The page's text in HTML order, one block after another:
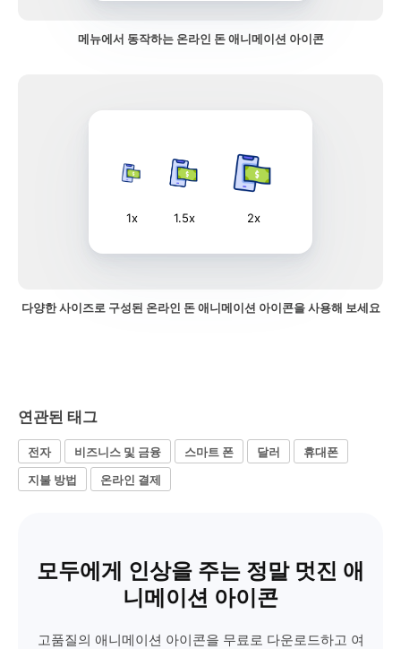
메뉴에서 동작하는 온라인 돈 애니메이션 아이콘
1x 1.5x 2x
다양한 사이즈로 구성된 온라인 돈 애니메이션 아이콘을 사용해 보세요
연관된 태그
전자 비즈니스 및 금융 스마트 폰 달러
휴대폰
지불 방법
온라인 결제
모두에게 인상을 주는 정말 멋진 애
니메이션 아이콘
고품질의 애니메이션 아이콘을 무료로 다운로드하고 여